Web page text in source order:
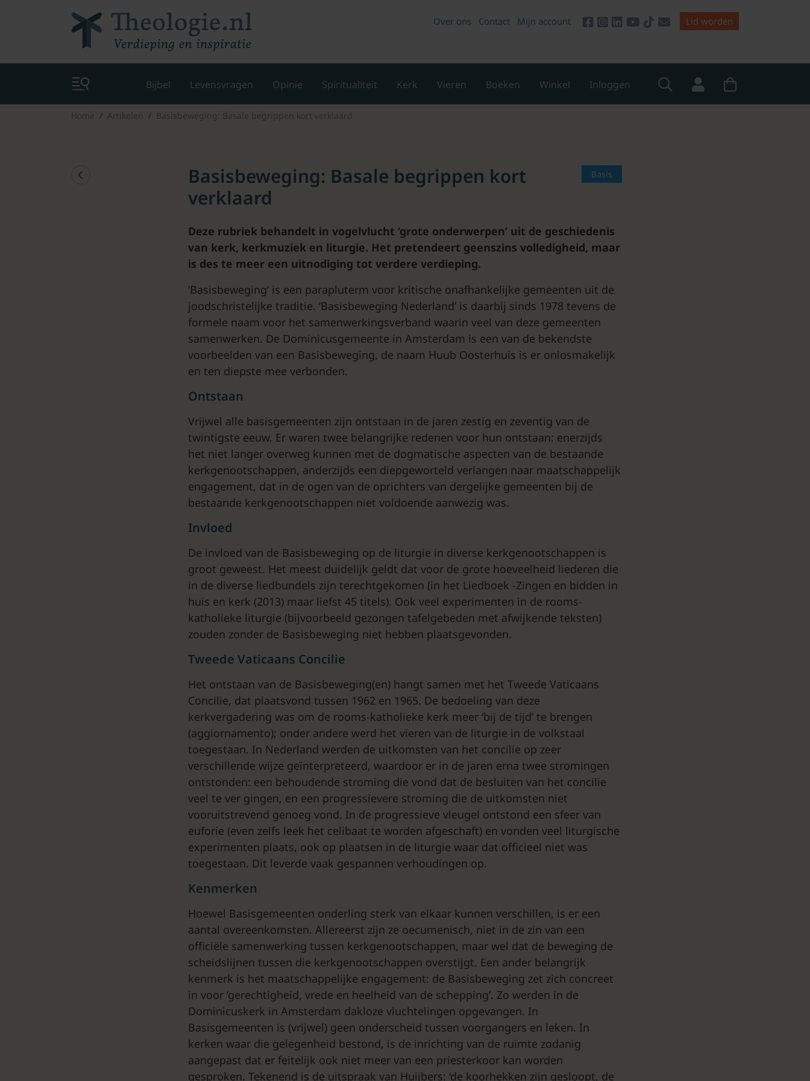
Over ons Contact Mijn account Lid worden
Bijbel Levensvragen Opinie Spiritualiteit Kerk Vieren Boeken Winkel Inloggen
Home Artikelen Basisbeweging: Basale begrippen kort verklaard
Basis
Basisbeweging: Basale begrippen kort
verklaard
Deze rubriek behandelt in vogelvlucht ‘grote onderwerpen’ uit de geschiedenis
van kerk, kerkmuziek en liturgie. Het pretendeert geenszins volledigheid, maar
is des te meer een uitnodiging tot verdere verdieping.
‘Basisbeweging’ is een parapluterm voor kritische onafhankelijke gemeenten uit de
joodschristelijke traditie. ‘Basisbeweging Nederland’ is daarbij sinds 1978 tevens de
formele naam voor het samenwerkingsverband waarin veel van deze gemeenten
samenwerken. De Dominicusgemeente in Amsterdam is een van de bekendste
voorbeelden van een Basisbeweging, de naam Huub Oosterhuis is er onlosmakelijk
en ten diepste mee verbonden.
Ontstaan
Vrijwel alle basisgemeenten zijn ontstaan in de jaren zestig en zeventig van de
twintigste eeuw. Er waren twee belangrijke redenen voor hun ontstaan: enerzijds
het niet langer overweg kunnen met de dogmatische aspecten van de bestaande
kerkgenootschappen, anderzijds een diepgeworteld verlangen naar maatschappelijk
engagement, dat in de ogen van de oprichters van dergelijke gemeenten bij de
bestaande kerkgenootschappen niet voldoende aanwezig was.
Invloed
De invloed van de Basisbeweging op de liturgie in diverse kerkgenootschappen is
groot geweest. Het meest duidelijk geldt dat voor de grote hoeveelheid liederen die
in de diverse liedbundels zijn terechtgekomen (in het Liedboek -Zingen en bidden in
huis en kerk (2013) maar liefst 45 titels). Ook veel experimenten in de rooms-
katholieke liturgie (bijvoorbeeld gezongen tafelgebeden met afwijkende teksten)
zouden zonder de Basisbeweging niet hebben plaatsgevonden.
Tweede Vaticaans Concilie
Het ontstaan van de Basisbeweging(en) hangt samen met het Tweede Vaticaans
Concilie, dat plaatsvond tussen 1962 en 1965. De bedoeling van deze
kerkvergadering was om de rooms-katholieke kerk meer ‘bij de tijd’ te brengen
(aggiornamento); onder andere werd het vieren van de liturgie in de volkstaal
toegestaan. In Nederland werden de uitkomsten van het concilie op zeer
verschillende wijze geïnterpreteerd, waardoor er in de jaren erna twee stromingen
ontstonden: een behoudende stroming die vond dat de besluiten van het concilie
veel te ver gingen, en een progressievere stroming die de uitkomsten niet
vooruitstrevend genoeg vond. In de progressieve vleugel ontstond een sfeer van
euforie (even zelfs leek het celibaat te worden afgeschaft) en vonden veel liturgische
experimenten plaats, ook op plaatsen in de liturgie waar dat officieel niet was
toegestaan. Dit leverde vaak gespannen verhoudingen op.
Kenmerken
Hoewel Basisgemeenten onderling sterk van elkaar kunnen verschillen, is er een
aantal overeenkomsten. Allereerst zijn ze oecumenisch, niet in de zin van een
officiële samenwerking tussen kerkgenootschappen, maar wel dat de beweging de
scheidslijnen tussen die kerkgenootschappen overstijgt. Een ander belangrijk
kenmerk is het maatschappelijke engagement: de Basisbeweging zet zich concreet
in voor ‘gerechtigheid, vrede en heelheid van de schepping’. Zo werden in de
Dominicuskerk in Amsterdam dakloze vluchtelingen opgevangen. In
Basisgemeenten is (vrijwel) geen onderscheid tussen voorgangers en leken. In
kerken waar die gelegenheid bestond, is de inrichting van de ruimte zodanig
aangepast dat er feitelijk ook niet meer van een priesterkoor kan worden
gesproken. Tekenend is de uitspraak van Huijbers: ‘de koorhekken zijn gesloopt, de